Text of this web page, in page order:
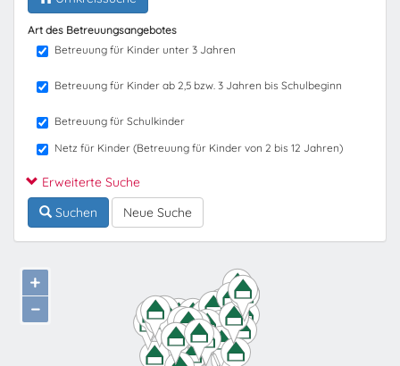
Art des Betreuungsangebotes
Betreuung für Kinder unter 3 Jahren
Betreuung für Kinder ab 2,5 bzw. 3 Jahren bis Schulbeginn
Betreuung für Schulkinder
Netz für Kinder (Betreuung für Kinder von 2 bis 12 Jahren)
Erweiterte Suche
Suchen
Neue Suche
+
−